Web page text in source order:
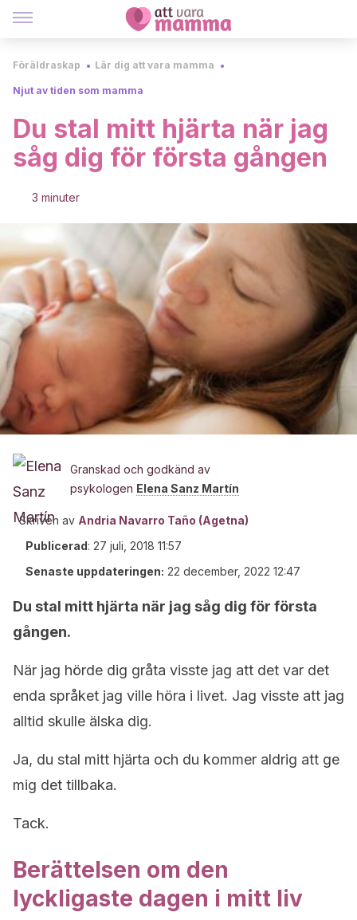
Föräldraskap Lär dig att vara mamma
Njut av tiden som mamma
Du stal mitt hjärta när jag
såg dig för första gången
3 minuter
Granskad och godkänd av
psykologen Elena Sanz Martín
Skriven av Andria Navarro Taño (Agetna)
Publicerad: 27 juli, 2018 11:57
Senaste uppdateringen: 22 december, 2022 12:47
Du stal mitt hjärta när jag såg dig för första
gången.
När jag hörde dig gråta visste jag att det var det
enda språket jag ville höra i livet. Jag visste att jag
alltid skulle älska dig.
Ja, du stal mitt hjärta och du kommer aldrig att ge
mig det tillbaka.
Tack.
Berättelsen om den
lyckligaste dagen i mitt liv